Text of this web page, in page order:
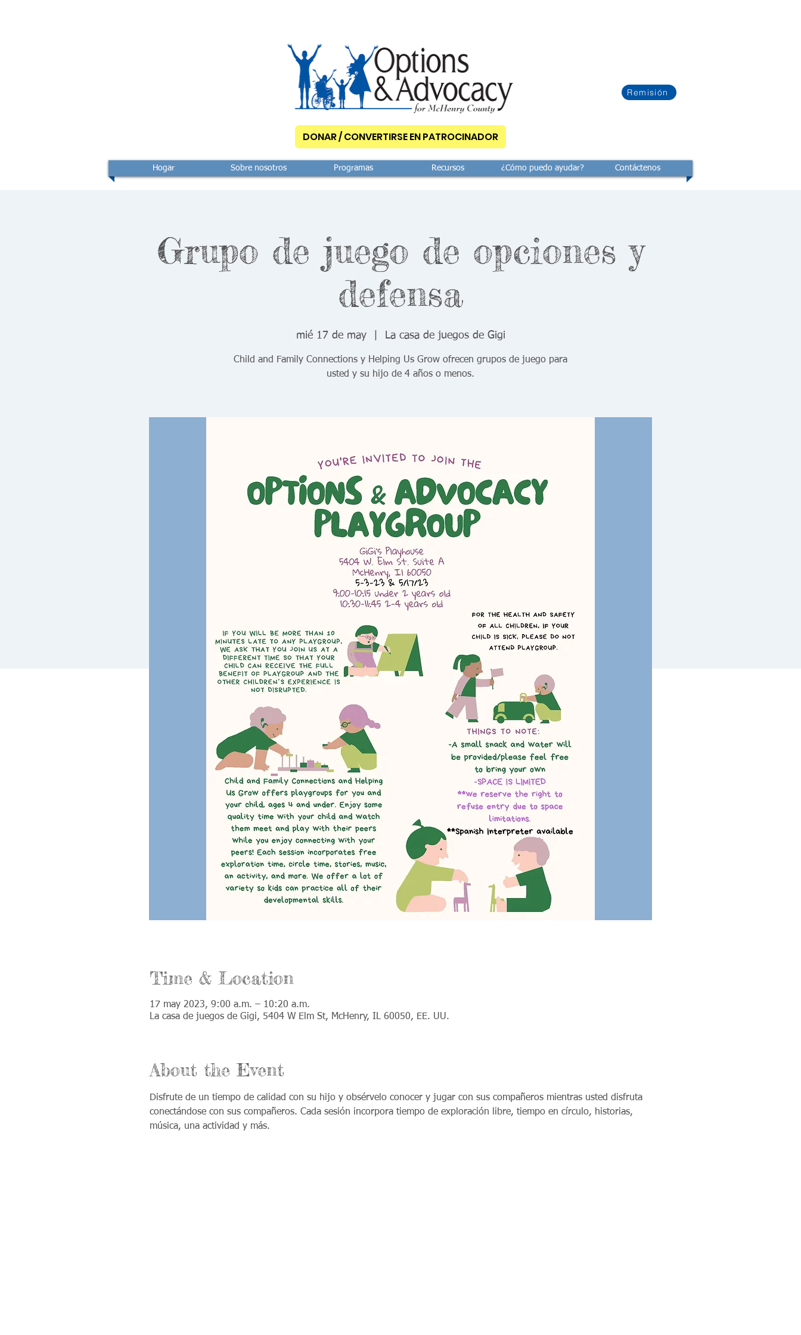
Remisión
DONAR / CONVERTIRSE EN PATROCINADOR
Hogar Sobre nosotros Programas Recursos ¿Cómo puedo ayudar? Contáctenos
Grupo de juego de opciones y
defensa
mié 17 de may
  |
La casa de juegos de Gigi
Child and Family Connections y Helping Us Grow ofrecen grupos de juego para
usted y su hijo de 4 años o menos.
Time & Location
17 may 2023, 9:00 a.m. – 10:20 a.m.
La casa de juegos de Gigi, 5404 W Elm St, McHenry, IL 60050, EE. UU.
About the Event
Disfrute de un tiempo de calidad con su hijo y obsérvelo conocer y jugar con sus compañeros mientras usted disfruta
conectándose con sus compañeros. Cada sesión incorpora tiempo de exploración libre, tiempo en círculo, historias,
música, una actividad y más.